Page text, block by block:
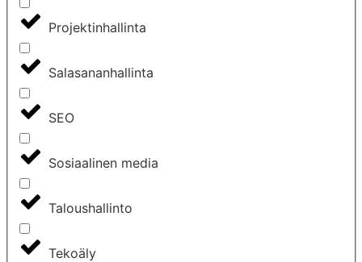
Projektinhallinta
Salasananhallinta
SEO
Sosiaalinen media
Taloushallinto
Tekoäly